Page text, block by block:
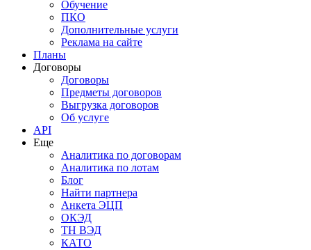
Обучение
ПКО
Дополнительные услуги
Реклама на сайте
Планы
Договоры
Договоры
Предметы договоров
Выгрузка договоров
Об услуге
API
Еще
Аналитика по договорам
Аналитика по лотам
Блог
Найти партнера
Анкета ЭЦП
ОКЭД
ТН ВЭД
КАТО